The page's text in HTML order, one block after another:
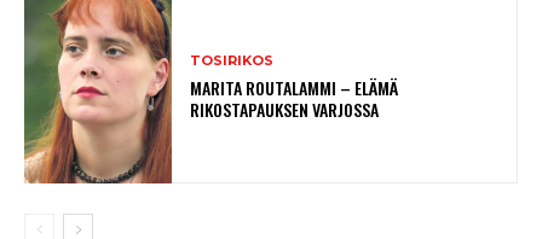
TOSIRIKOS
MARITA ROUTALAMMI – ELÄMÄ
RIKOSTAPAUKSEN VARJOSSA